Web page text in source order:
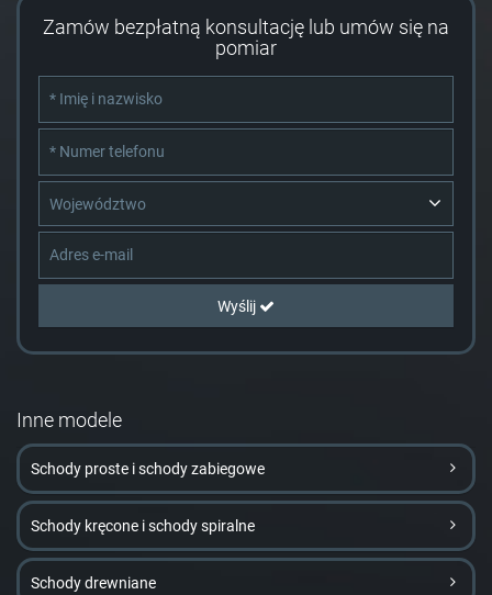
Zamów bezpłatną konsultację lub umów się na
pomiar
Województwo
Wyślij
Inne modele
Schody proste i schody zabiegowe
Schody kręcone i schody spiralne
Schody drewniane